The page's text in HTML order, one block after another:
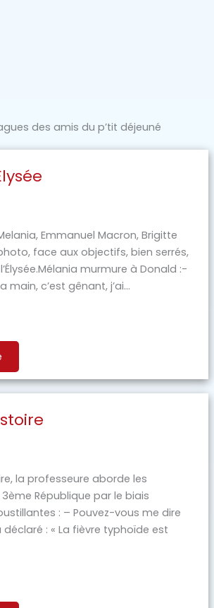
des amis du p’tit déjeuné
Emmanuel Macron, Brigitte
face aux objectifs, bien serrés,
murmure à Donald :-
main, c’est gênant, j’ai...
la professeure aborde les
République par le biais
: – Pouvez-vous me dire
: « La fièvre typhoïde est